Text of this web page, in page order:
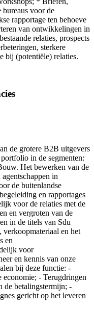
bureaus voor de
rapportage ten behoeve
van ontwikkelingen in
relaties, prospects
sterkere
bij (potentiële) relaties.
de grotere B2B uitgevers
in de segmenten:
Het bewerken van de
in
de buitenlandse
en rapportages
voor de relaties met de
en vergroten van de
in de titels van Sdu
verkoopmateriaal en het
en
voor
en kennis van onze
bij deze functie: -
economie; - Terugdringen
de betalingstermijn; -
gericht op het leveren